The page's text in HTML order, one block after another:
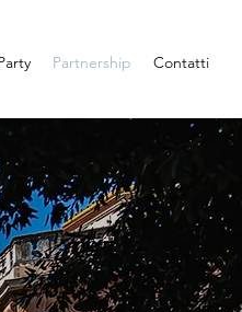
Partnership Contatti